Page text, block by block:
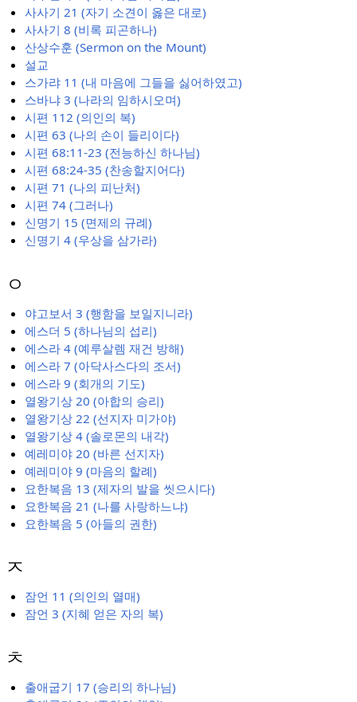
사사기 21 (자기 소견이 옳은 대로)
사사기 8 (비록 피곤하나)
산상수훈 (Sermon on the Mount)
설교
스가랴 11 (내 마음에 그들을 싫어하였고)
스바냐 3 (나라의 임하시오며)
시편 112 (의인의 복)
시편 63 (나의 손이 들리이다)
시편 68:11-23 (전능하신 하나님)
시편 68:24-35 (찬송할지어다)
시편 71 (나의 피난처)
시편 74 (그러나)
신명기 15 (면제의 규례)
신명기 4 (우상을 삼가라)
ㅇ
야고보서 3 (행함을 보일지니라)
에스더 5 (하나님의 섭리)
에스라 4 (예루살렘 재건 방해)
에스라 7 (아닥사스다의 조서)
에스라 9 (회개의 기도)
열왕기상 20 (아합의 승리)
열왕기상 22 (선지자 미가야)
열왕기상 4 (솔로몬의 내각)
예레미야 20 (바른 선지자)
예레미야 9 (마음의 할례)
요한복음 13 (제자의 발을 씻으시다)
요한복음 21 (나를 사랑하느냐)
요한복음 5 (아들의 권한)
ㅈ
잠언 11 (의인의 열매)
잠언 3 (지혜 얻은 자의 복)
ㅊ
출애굽기 17 (승리의 하나님)